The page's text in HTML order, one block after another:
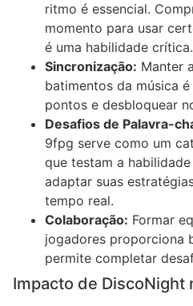
ritmo é essencial.
momento para usar
é uma habilidade crítica.
Sincronização: Manter
batimentos da música
pontos e desbloquear
Desafios de Palavra-
9fpg serve como um
que testam a
adaptar suas
tempo real.
Colaboração: Formar
jogadores proporciona
permite completar
Impacto de DiscoNight